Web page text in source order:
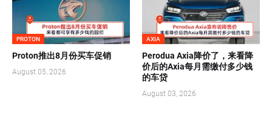
PROTON
Proton推出8月份买车促销
August 05, 2026
AXIA
Perodua Axia降价了，来看降
价后的Axia每月需缴付多少钱
的车贷
August 03, 2026